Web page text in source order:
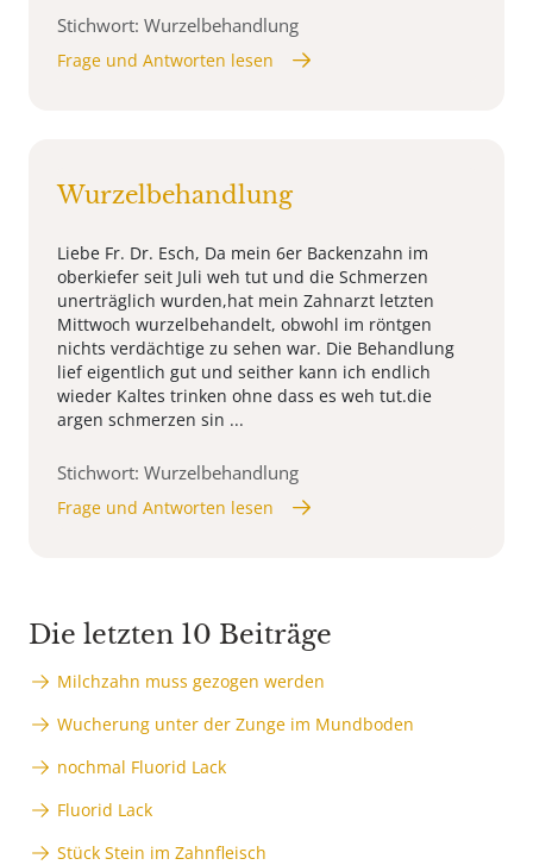
Stichwort: Wurzelbehandlung
Frage und Antworten lesen
Wurzelbehandlung
Liebe Fr. Dr. Esch, Da mein 6er Backenzahn im
oberkiefer seit Juli weh tut und die Schmerzen
unerträglich wurden,hat mein Zahnarzt letzten
Mittwoch wurzelbehandelt, obwohl im röntgen
nichts verdächtige zu sehen war. Die Behandlung
lief eigentlich gut und seither kann ich endlich
wieder Kaltes trinken ohne dass es weh tut.die
argen schmerzen sin ...
Stichwort: Wurzelbehandlung
Frage und Antworten lesen
Die letzten 10 Beiträge
Milchzahn muss gezogen werden
Wucherung unter der Zunge im Mundboden
nochmal Fluorid Lack
Fluorid Lack
Stück Stein im Zahnfleisch